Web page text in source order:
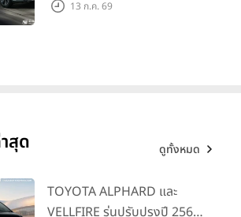
13 ก.ค. 69
สุด ดูทั้งหมด
TOYOTA ALPHARD และ
VELLFIRE รุ่นปรับปรุงปี 2569